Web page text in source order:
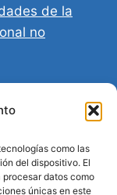
como las
del dispositivo. El
datos como
únicas en este
de la
no
un